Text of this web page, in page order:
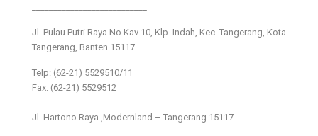
Jl. Pulau Putri Raya No.Kav 10, Klp. Indah, Kec. Tangerang, Kota
Tangerang, Banten 15117
Telp: (62-21) 5529510/11
Fax: (62-21) 5529512
Jl. Hartono Raya ,Modernland – Tangerang 15117